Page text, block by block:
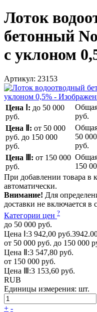
Лоток
бетонный
с уклоном
Артикул: 23153
Цена Ⅰ: до 50 000
руб.
руб.
Цена Ⅱ: от 50 000
руб. до 150 000
руб.
Общая
50
руб.
Цена Ⅲ: от 150 000
руб.
Общая
150
При добавлении товара в
автоматически.
Внимание! Для
доставки не включается в
Категории цен ?
до 50 000 руб.
Цена Ⅰ:3 942,00 руб.
от 50 000 руб. до 150 000
Цена Ⅱ:3 547,80 руб.
от 150 000 руб.
Цена Ⅲ:3 153,60 руб.
RUB
Единицы измерения: шт.
+ -